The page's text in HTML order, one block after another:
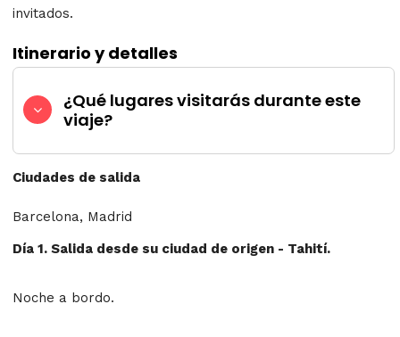
invitados.
Itinerario y detalles
¿Qué lugares visitarás durante este
viaje?
Ciudades de salida
Barcelona, Madrid
Día 1. Salida desde su ciudad de origen - Tahití.
Noche a bordo.